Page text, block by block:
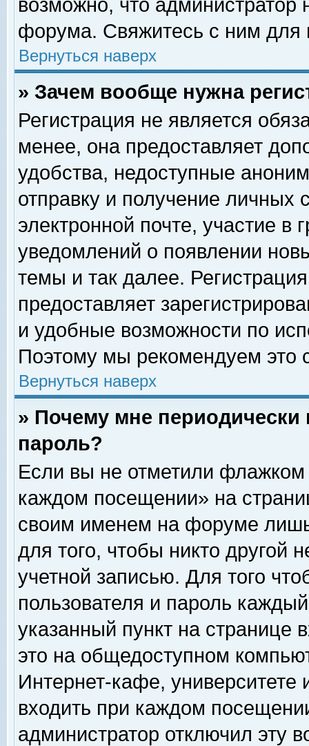
возможно, что
форума. Свяжитесь с ним для
Вернуться наверх
» Зачем вообще нужна
Регистрация не является
менее, она предоставляет
удобства, недоступные
отправку и получение личных
электронной почте, участие в
уведомлений о появлении
темы и так далее.
предоставляет
и удобные возможности по
Поэтому мы рекомендуем это
Вернуться наверх
» Почему мне
пароль?
Если вы не отметили флажком
каждом посещении» на
своим именем на форуме
для того, чтобы никто другой
учетной записью. Для того
пользователя и пароль
указанный пункт на
это на общедоступном
Интернет-кафе, университете
входить при каждом
администратор отключил эту